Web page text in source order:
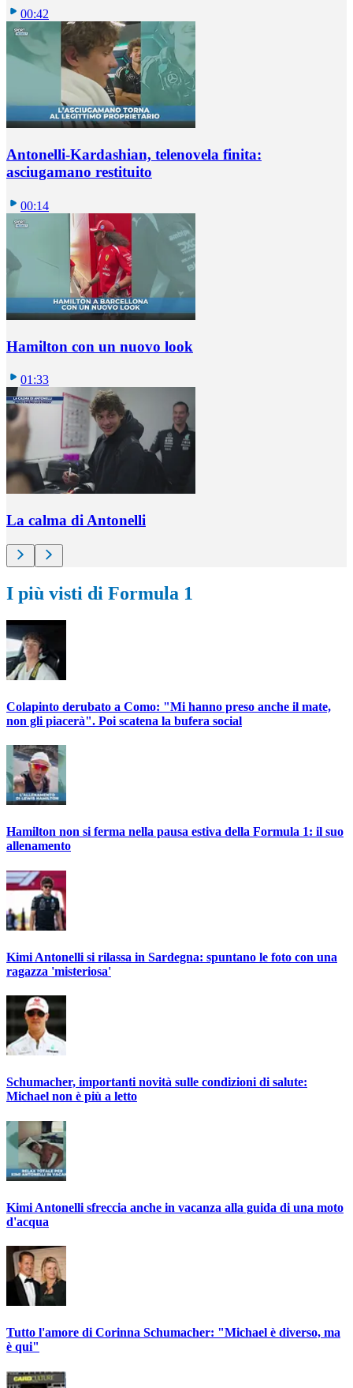
00:42
Antonelli-Kardashian, telenovela finita:
asciugamano restituito
00:14
Hamilton con un nuovo look
01:33
La calma di Antonelli
I più visti di Formula 1
Colapinto derubato a Como: "Mi hanno preso anche il mate,
non gli piacerà". Poi scatena la bufera social
Hamilton non si ferma nella pausa estiva della Formula 1: il suo
allenamento
Kimi Antonelli si rilassa in Sardegna: spuntano le foto con una
ragazza 'misteriosa'
Schumacher, importanti novità sulle condizioni di salute:
Michael non è più a letto
Kimi Antonelli sfreccia anche in vacanza alla guida di una moto
d'acqua
Tutto l'amore di Corinna Schumacher: "Michael è diverso, ma
è qui"